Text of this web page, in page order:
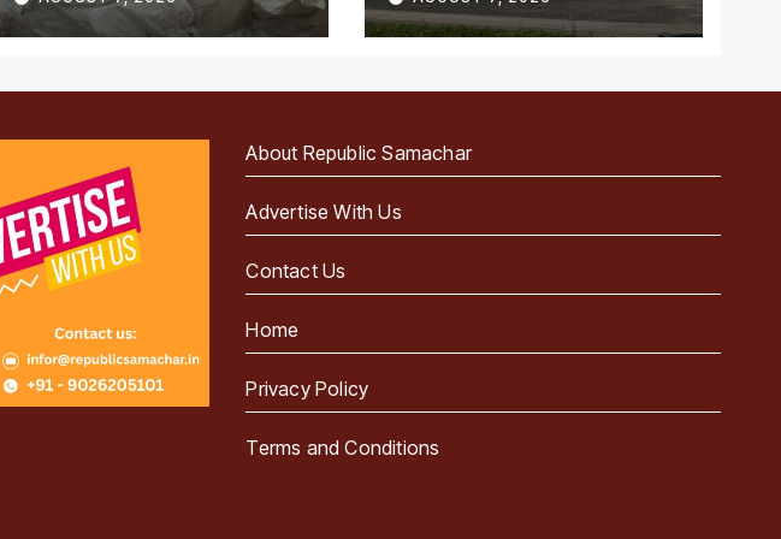
पहला राज्य
About Republic Samachar
Advertise With Us
Contact Us
Home
Privacy Policy
Terms and Conditions